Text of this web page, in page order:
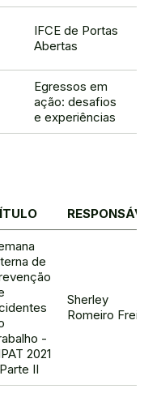
IFCE de Portas
Abertas
Egressos em
ação: desafios
e experiências
RESPONSÁVEL
de
-
2021
II
Sherley
Romeiro Freire